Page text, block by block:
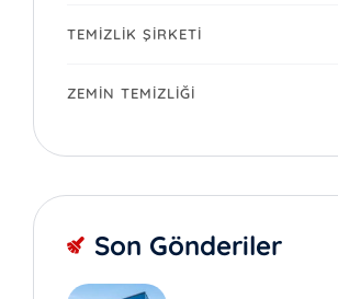
TEMIZLIK ŞIRKETI
ZEMIN TEMIZLIĞI
Son Gönderiler